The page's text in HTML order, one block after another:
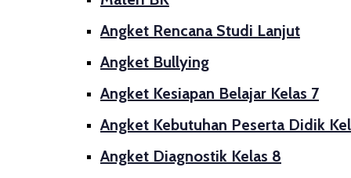
Angket Rencana Studi Lanjut
Angket Bullying
Angket Kesiapan Belajar Kelas 7
Angket Kebutuhan Peserta Didik
Angket Diagnostik Kelas 8